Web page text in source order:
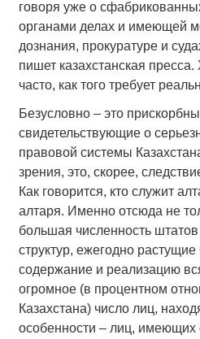
говоря уже о
органами делах и имеющей
дознания, прокуратуре и
пишет казахстанская
часто, как того требует
Безусловно – это
свидетельствующие о
правовой системы
зрения, это, скорее,
Как говорится, кто служит
алтаря. Именно отсюда не
большая численность
структур, ежегодно
содержание и реализацию
огромное (в процентном
Казахстана) число лиц,
особенности – лиц, имеющих